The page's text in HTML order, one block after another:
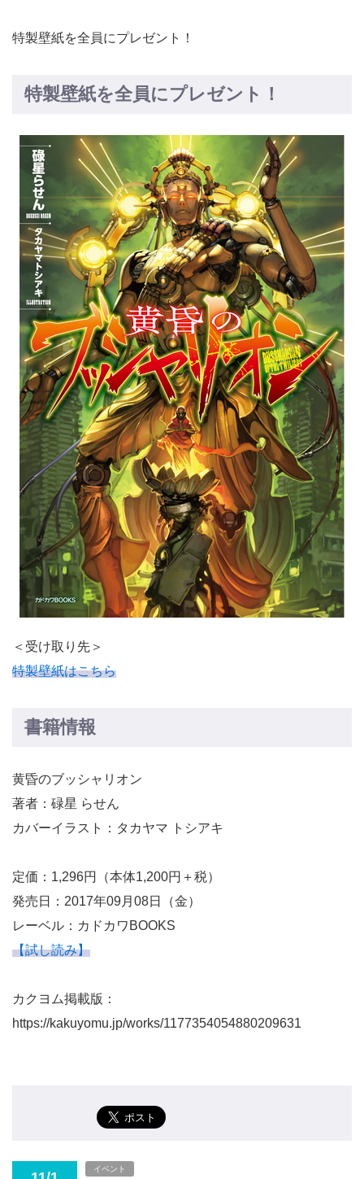
特製壁紙を全員にプレゼント！
特製壁紙を全員にプレゼント！
＜受け取り先＞
特製壁紙はこちら
書籍情報
黄昏のブッシャリオン
著者：碌星 らせん
カバーイラスト：タカヤマ トシアキ
定価：1,296円（本体1,200円＋税）
発売日：2017年09月08日（金）
レーベル：カドカワBOOKS
【試し読み】
カクヨム掲載版：
https://kakuyomu.jp/works/1177354054880209631
イベント